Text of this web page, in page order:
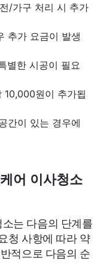
/가구 처리 시 추가
추가 요금이 발생
별한 시공이 필요
10,000원이 추가됩
간이 있는 경우에
어 이사청소
는 다음의 단계를
청 사항에 따라 약
적으로 다음의 순